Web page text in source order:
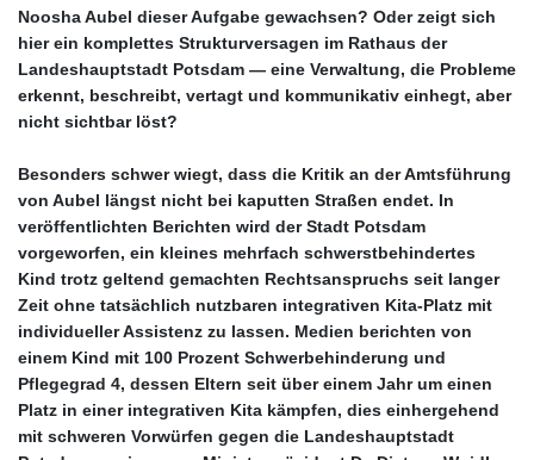
Noosha Aubel dieser Aufgabe gewachsen? Oder zeigt sich
hier ein komplettes Strukturversagen im Rathaus der
Landeshauptstadt Potsdam — eine Verwaltung, die Probleme
erkennt, beschreibt, vertagt und kommunikativ einhegt, aber
nicht sichtbar löst?
Besonders schwer wiegt, dass die Kritik an der Amtsführung
von Aubel längst nicht bei kaputten Straßen endet. In
veröffentlichten Berichten wird der Stadt Potsdam
vorgeworfen, ein kleines mehrfach schwerstbehindertes
Kind trotz geltend gemachten Rechtsanspruchs seit langer
Zeit ohne tatsächlich nutzbaren integrativen Kita-Platz mit
individueller Assistenz zu lassen. Medien berichten von
einem Kind mit 100 Prozent Schwerbehinderung und
Pflegegrad 4, dessen Eltern seit über einem Jahr um einen
Platz in einer integrativen Kita kämpfen, dies einhergehend
mit schweren Vorwürfen gegen die Landeshauptstadt